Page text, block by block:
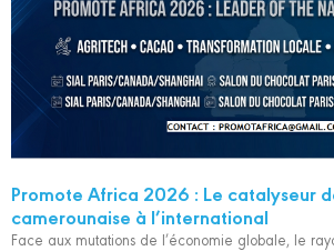
Promote Africa 2026 : Le catalyseur
camerounaise à l’international
Face aux mutations de l’économie globale, le